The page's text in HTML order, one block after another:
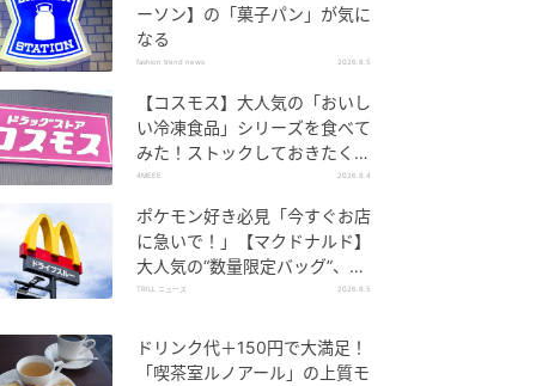
ーソン】の「菓子パン」が気に
なる
fashion trend news 2026.8.5
【コスモス】大人気の「おいし
い冷凍食品」シリーズを食べて
みた！ストックしておきたくな
る美味しさ
4MEEE 2026.8.4
ポケモン好き必見「今すぐお店
に急いで！」【マクドナルド】
大人気の“数量限定バッグ”、諦
めないで！今ならまだ買えるか
TRILL ニュース 2026.8.5
ドリンク代＋150円で大満足！
「喫茶室ルノアール」の上質モ